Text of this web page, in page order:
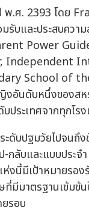
ศ. 2393 โดย
รับและประสบคว
Power Guide
Independent
School of
งอันดับหนึ่งของส
ประเทศจากทุกโร
ดับปฐมวัยไปจนถึ
ลับและแบบประจ
งนี้มีเป้าหมายรอ
มีมาตรฐานเข้มข้
รอบ